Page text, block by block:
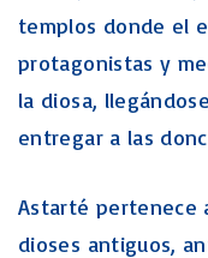
templos donde el
protagonistas y
la diosa,
entregar a las
Astarté pertenece
dioses antiguos,